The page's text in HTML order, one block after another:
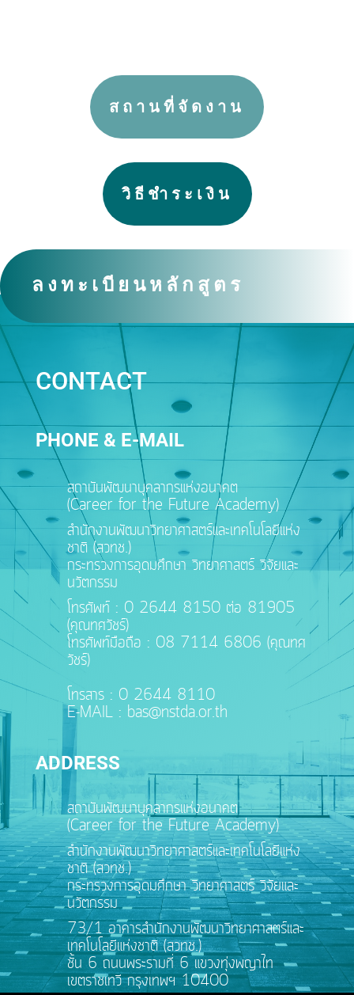
สถานที่จัดงาน
วิธีชำระเงิน
ลงทะเบียนหลักสูตร
CONTACT
PHONE & E-MAIL
สถาบันพัฒนาบุคลากรแห่งอนาคต
(Career for the Future Academy)
สำนักงานพัฒนาวิทยาศาสตร์และเทคโนโลยีแห่ง
ชาติ (สวทช.)
กระทรวงการอุดมศึกษา วิทยาศาสตร์ วิจัยและ
นวัตกรรม
โทรศัพท์ : 0 2644 8150 ต่อ 81905
(คุณทศวัชร์)
โทรศัพท์มือถือ : 08 7114 6806 (คุณทศ
วัชร์)
โทรสาร : 0 2644 8110
E-MAIL : bas@nstda.or.th
ADDRESS
สถาบันพัฒนาบุคลากรแห่งอนาคต
(Career for the Future Academy)
สำนักงานพัฒนาวิทยาศาสตร์และเทคโนโลยีแห่ง
ชาติ (สวทช.)
กระทรวงการอุดมศึกษา วิทยาศาสตร์ วิจัยและ
นวัตกรรม
73/1 อาคารสำนักงานพัฒนาวิทยาศาสตร์และ
เทคโนโลยีแห่งชาติ (สวทช.)
ชั้น 6 ถนนพระรามที่ 6 แขวงทุ่งพญาไท
เขตราชเทวี กรุงเทพฯ 10400